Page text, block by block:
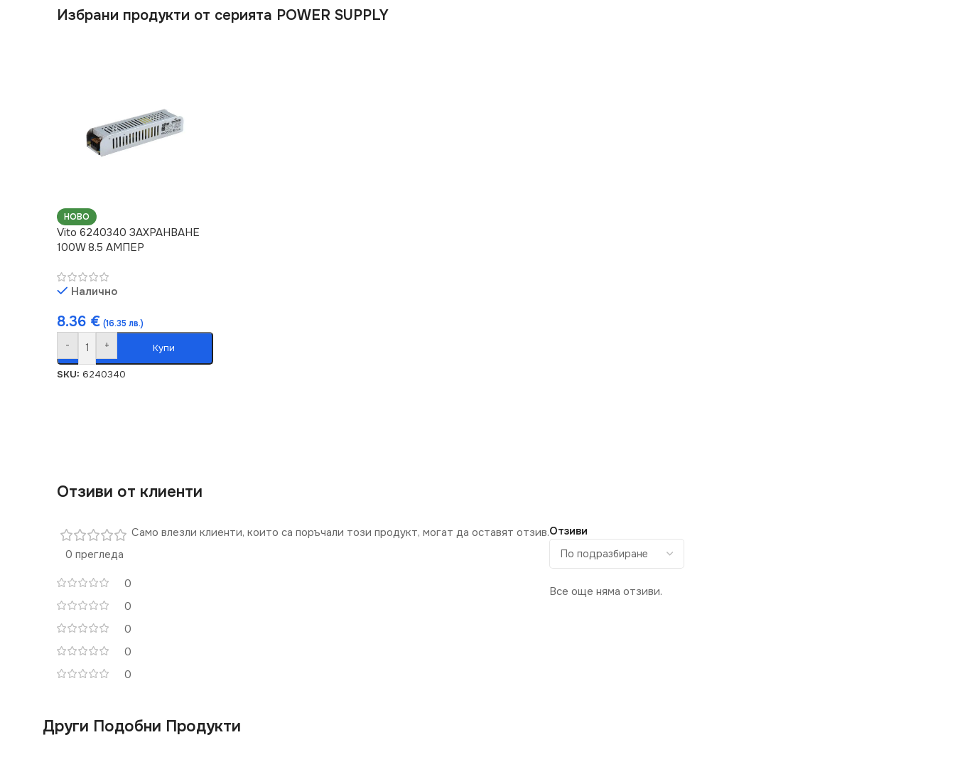
Избрани продукти от серията POWER SUPPLY
НОВО
Vito 6240340 ЗАХРАНВАНЕ
100W 8.5 АМПЕР
Налично
8.36 € (16.35 лв.)
- + Купи
SKU: 6240340
Отзиви от клиенти
0 прегледа
0
0
0
0
0
Отзиви
Все още няма отзиви.
Само влезли клиенти, които са поръчали този продукт, могат да оставят отзив.
Други Подобни Продукти